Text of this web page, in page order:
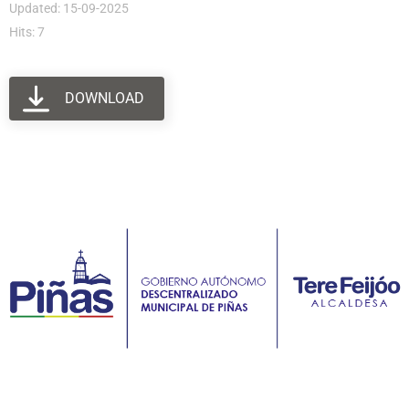
Updated: 15-09-2025
Hits: 7
DOWNLOAD